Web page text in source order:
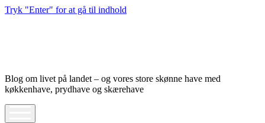
Tryk "Enter" for at gå til indhold
Blog om livet på landet – og vores store skønne have med
køkkenhave, prydhave og skærehave